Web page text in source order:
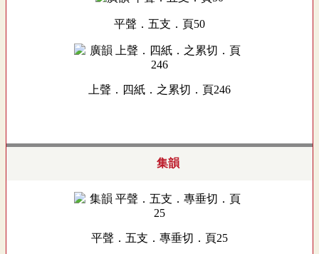
平聲．五支．頁50
上聲．四紙．之累切．頁246
集韻
平聲．五支．專垂切．頁25